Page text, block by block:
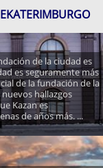
de la ciudad es
es seguramente más
de la fundación de la
hallazgos
Kazan es
de años más. ...